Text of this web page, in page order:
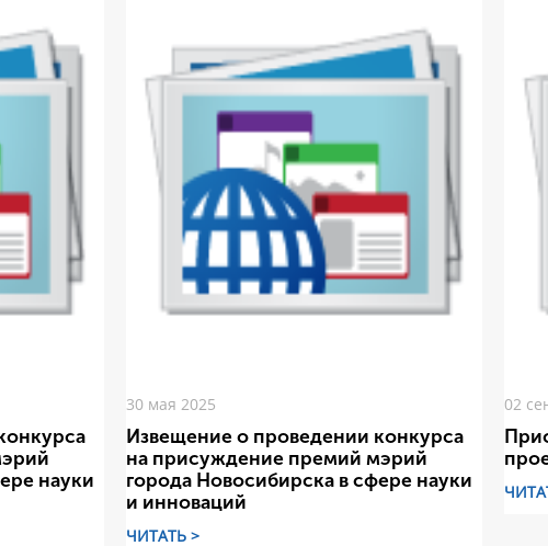
науки
30 мая 2025
Извещение о проведении конкурса
на присуждение премий мэрий
города Новосибирска в сфере науки
и инноваций
ЧИТАТЬ >
02